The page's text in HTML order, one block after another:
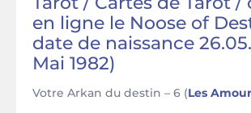
en ligne le Noose of
date de naissance
Mai 1982)
Votre Arkan du destin – 6 (Les